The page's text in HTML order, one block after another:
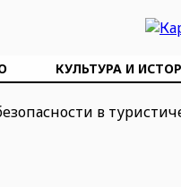
КУЛЬТУРА И